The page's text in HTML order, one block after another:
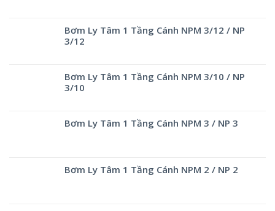
Bơm Ly Tâm 1 Tầng Cánh NPM 3/12 / NP
3/12
Bơm Ly Tâm 1 Tầng Cánh NPM 3/10 / NP
3/10
Bơm Ly Tâm 1 Tầng Cánh NPM 3 / NP 3
Bơm Ly Tâm 1 Tầng Cánh NPM 2 / NP 2